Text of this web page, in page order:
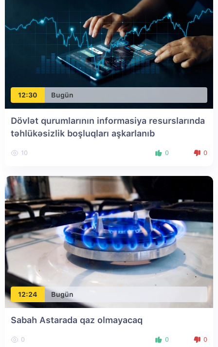
12:30 Bugün
Dövlət qurumlarının informasiya resurslarında
təhlükəsizlik boşluqları aşkarlanıb
10 0 0
12:24 Bugün
Sabah Astarada qaz olmayacaq
0 0 0